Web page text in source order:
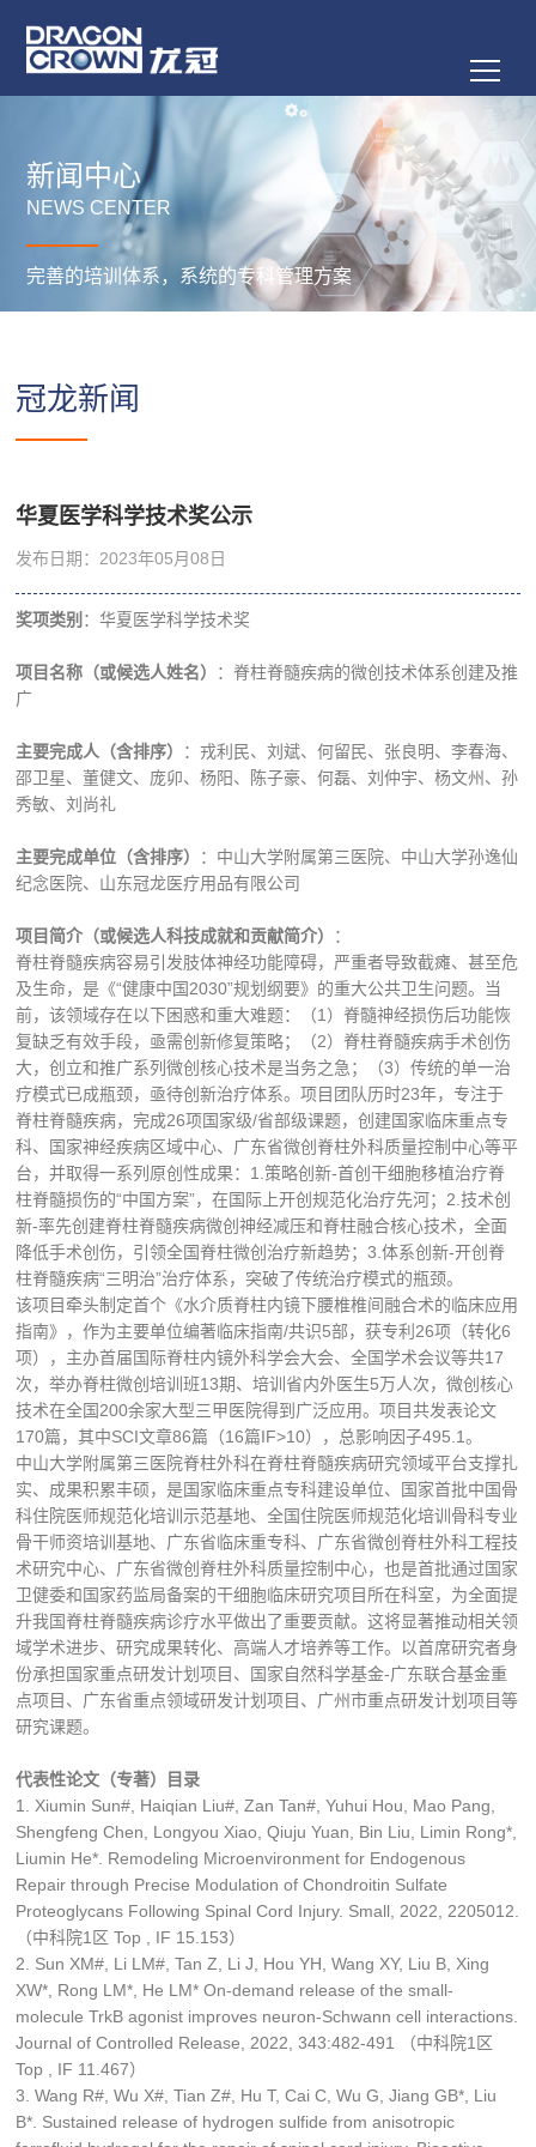
新闻中心
NEWS CENTER
完善的培训体系，系统的专科管理方案
冠龙新闻
华夏医学科学技术奖公示
发布日期：2023年05月08日
奖项类别 ：华夏医学科学技术奖
项目名称（或候选人姓名） ：脊柱脊髓疾病的微创技术体系创建及推
广
主要完成人（含排序） ：戎利民、刘斌、何留民、张良明、李春海、
邵卫星、董健文、庞卯、杨阳、陈子豪、何磊、刘仲宇、杨文州、孙
秀敏、刘尚礼
主要完成单位（含排序） ：中山大学附属第三医院、中山大学孙逸仙
纪念医院、山东冠龙医疗用品有限公司
项目简介（或候选人科技成就和贡献简介） ：
脊柱脊髓疾病容易引发肢体神经功能障碍，严重者导致截瘫、甚至危
及生命，是《“健康中国2030”规划纲要》的重大公共卫生问题。当
前，该领域存在以下困惑和重大难题：（1）脊髓神经损伤后功能恢
复缺乏有效手段，亟需创新修复策略；（2）脊柱脊髓疾病手术创伤
大，创立和推广系列微创核心技术是当务之急；（3）传统的单一治
疗模式已成瓶颈，亟待创新治疗体系。项目团队历时23年，专注于
脊柱脊髓疾病，完成26项国家级/省部级课题，创建国家临床重点专
科、国家神经疾病区域中心、广东省微创脊柱外科质量控制中心等平
台，并取得一系列原创性成果：1.策略创新-首创干细胞移植治疗脊
柱脊髓损伤的“中国方案”，在国际上开创规范化治疗先河；2.技术创
新-率先创建脊柱脊髓疾病微创神经减压和脊柱融合核心技术，全面
降低手术创伤，引领全国脊柱微创治疗新趋势；3.体系创新-开创脊
柱脊髓疾病“三明治”治疗体系，突破了传统治疗模式的瓶颈。
该项目牵头制定首个《水介质脊柱内镜下腰椎椎间融合术的临床应用
指南》，作为主要单位编著临床指南/共识5部，获专利26项（转化6
项），主办首届国际脊柱内镜外科学会大会、全国学术会议等共17
次，举办脊柱微创培训班13期、培训省内外医生5万人次，微创核心
技术在全国200余家大型三甲医院得到广泛应用。项目共发表论文
170篇，其中SCI文章86篇（16篇IF>10），总影响因子495.1。
中山大学附属第三医院脊柱外科在脊柱脊髓疾病研究领域平台支撑扎
实、成果积累丰硕，是国家临床重点专科建设单位、国家首批中国骨
科住院医师规范化培训示范基地、全国住院医师规范化培训骨科专业
骨干师资培训基地、广东省临床重专科、广东省微创脊柱外科工程技
术研究中心、广东省微创脊柱外科质量控制中心，也是首批通过国家
卫健委和国家药监局备案的干细胞临床研究项目所在科室，为全面提
升我国脊柱脊髓疾病诊疗水平做出了重要贡献。这将显著推动相关领
域学术进步、研究成果转化、高端人才培养等工作。以首席研究者身
份承担国家重点研发计划项目、国家自然科学基金-广东联合基金重
点项目、广东省重点领域研发计划项目、广州市重点研发计划项目等
研究课题。
代表性论文（专著）目录
1. Xiumin Sun#, Haiqian Liu#, Zan Tan#, Yuhui Hou, Mao Pang,
Shengfeng Chen, Longyou Xiao, Qiuju Yuan, Bin Liu, Limin Rong*,
Liumin He*. Remodeling Microenvironment for Endogenous
Repair through Precise Modulation of Chondroitin Sulfate
Proteoglycans Following Spinal Cord Injury. Small, 2022, 2205012.
（中科院1区 Top , IF 15.153）
2. Sun XM#, Li LM#, Tan Z, Li J, Hou YH, Wang XY, Liu B, Xing
XW*, Rong LM*, He LM* On-demand release of the small-
molecule TrkB agonist improves neuron-Schwann cell interactions.
Journal of Controlled Release, 2022, 343:482-491 （中科院1区
Top , IF 11.467）
3. Wang R#, Wu X#, Tian Z#, Hu T, Cai C, Wu G, Jiang GB*, Liu
B*. Sustained release of hydrogen sulfide from anisotropic